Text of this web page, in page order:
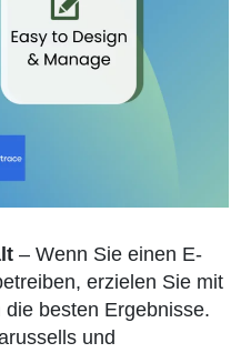
– Wenn Sie einen E-
erzielen Sie mit
besten Ergebnisse.
und